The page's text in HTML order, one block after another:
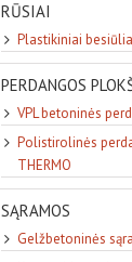
RŪSIAI
Plastikiniai
PERDANGOS
VPL betoninės
Polistirolinės
THERMO
SĄRAMOS
Gelžbetoninės